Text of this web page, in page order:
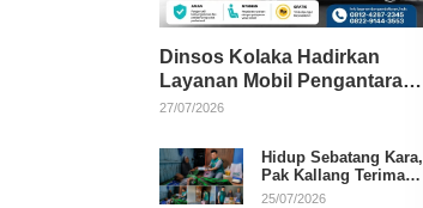
Dinsos Kolaka Hadirkan
Layanan Mobil Pengantaran
Gratis bagi Pasien Penerima
27/07/2026
Hidup Sebatang Kara,
Pak Kallang Terima
Bantuan dari Laznas
25/07/2026